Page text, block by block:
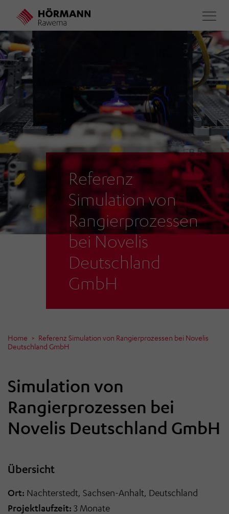
Direkt
Inhalt
Referenz
Simulation von
Rangierprozessen
bei Novelis
Deutschland
GmbH
Home
Referenz Simulation von Rangierprozessen bei Novelis
Deutschland GmbH
Simulation von
Rangierprozessen bei
Novelis Deutschland GmbH
Übersicht
Ort: Nachterstedt, Sachsen-Anhalt, Deutschland
Projektlaufzeit: 3 Monate